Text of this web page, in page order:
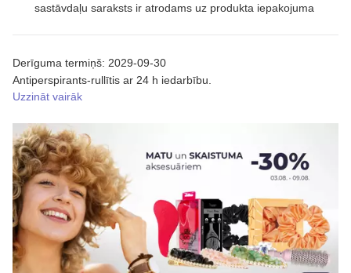
Derīguma termiņš: 2029-09-30
Antiperspirants-rullītis ar 24 h iedarbību.
Uzzināt vairāk
sastāvdaļu saraksts ir atrodams uz produkta iepakojuma